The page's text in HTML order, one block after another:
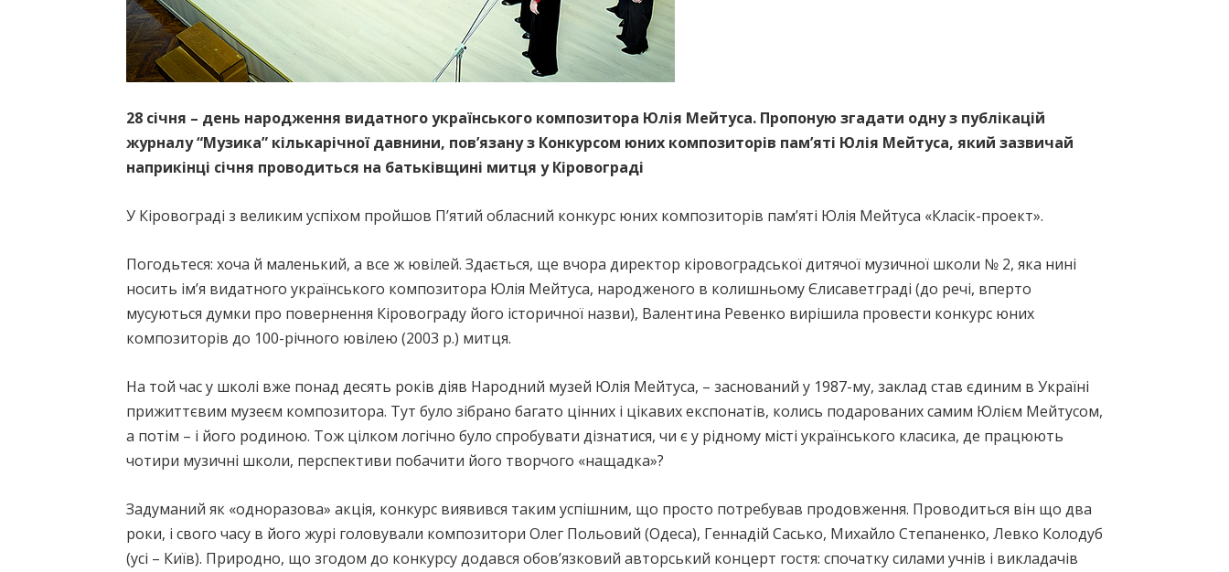
28 січня – день народження видатного українського композитора Юлія Мейтуса. Пропоную згадати одну з публікацій
журналу “Музика” кількарічної давнини, пов’язану з Конкурсом юних композиторів пам’яті Юлія Мейтуса, який зазвичай
наприкінці січня проводиться на батьківщині митця у Кіровограді
У Кіровограді з великим успіхом пройшов П’ятий обласний конкурс юних композиторів пам’яті Юлія Мейтуса «Класік-проект».
Погодьтеся: хоча й маленький, а все ж ювілей. Здається, ще вчора директор кіровоградської дитячої музичної школи № 2, яка нині
носить ім’я видатного українського композитора Юлія Мейтуса, народженого в колишньому Єлисаветграді (до речі, вперто
мусуються думки про повернення Кіровограду його історичної назви), Валентина Ревенко вирішила провести конкурс юних
композиторів до 100-річного ювілею (2003 р.) митця.
На той час у школі вже понад десять років діяв Народний музей Юлія Мейтуса, – заснований у 1987-му, заклад став єдиним в Україні
прижиттєвим музеєм композитора. Тут було зібрано багато цінних і цікавих експонатів, колись подарованих самим Юлієм Мейтусом,
а потім – і його родиною. Тож цілком логічно було спробувати дізнатися, чи є у рідному місті українського класика, де працюють
чотири музичні школи, перспективи побачити його творчого «нащадка»?
Задуманий як «одноразова» акція, конкурс виявився таким успішним, що просто потребував продовження. Проводиться він що два
роки, і свого часу в його журі головували композитори Олег Польовий (Одеса), Геннадій Сасько, Михайло Степаненко, Левко Колодуб
(усі – Київ). Природно, що згодом до конкурсу додався обов’язковий авторський концерт гостя: спочатку силами учнів і викладачів